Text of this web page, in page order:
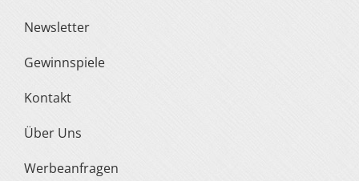
Newsletter
Gewinnspiele
Kontakt
Über Uns
Werbeanfragen